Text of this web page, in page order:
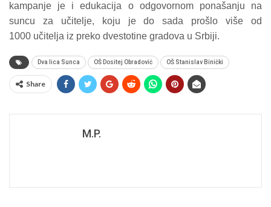
kampanje je i edukacija o odgovornom ponašanju na
suncu za učitelje, koju je do sada prošlo više od
1000 učitelja iz preko dvestotine gradova u Srbiji.
Dva lica Sunca OŠ Dositej Obradović OŠ Stanislav Binički
Share
M.P.